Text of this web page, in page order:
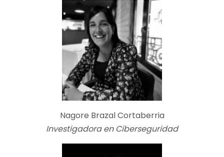
Nagore Brazal Cortaberria
Investigadora en Ciberseguridad